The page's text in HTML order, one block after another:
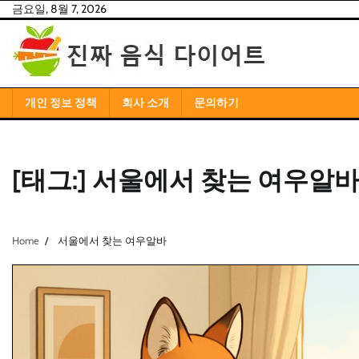
Skip
content
금요일, 8월 7, 2026
개인 정보 정책 회사 소개 문의하기
[태그:] 서울에서 찾는 여우알바
Home 서울에서 찾는 여우알바